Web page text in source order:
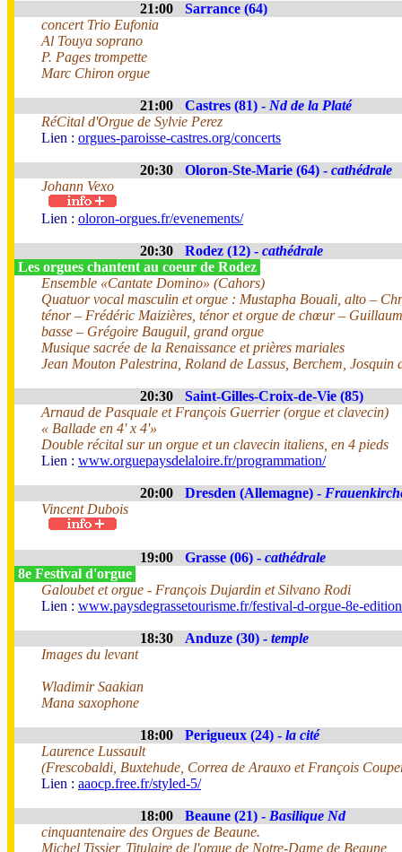
21:00
Sarrance (64)
concert Trio Eufonia
Al Touya soprano
P. Pages trompette
Marc Chiron orgue
21:00 Castres (81) - Nd de la Platé
RéCital d'Orgue de Sylvie Perez
Lien : orgues-paroisse-castres.org/concerts
20:30 Oloron-Ste-Marie (64) - cathédrale
Johann Vexo
Lien : oloron-orgues.fr/evenements/
20:30 Rodez (12) - cathédrale
Les orgues chantent au coeur de Rodez
Ensemble «Cantate Domino» (Cahors)
Quatuor vocal masculin et orgue : Mustapha Bouali, alto –
ténor – Frédéric Maizières, ténor et orgue de chœur –
basse – Grégoire Bauguil, grand orgue
Musique sacrée de la Renaissance et prières mariales
Jean Mouton Palestrina, Roland de Lassus, Berchem, Josquin
20:30
Saint-Gilles-Croix-de-Vie (85)
Arnaud de Pasquale et François Guerrier (orgue et clavecin)
« Ballade en 4' x 4'»
Double récital sur un orgue et un clavecin italiens, en 4 pieds
Lien : www.orguepaysdelaloire.fr/programmation/
20:00 Dresden (Allemagne) -
Vincent Dubois
19:00 Grasse (06) - cathédrale
8e Festival d'orgue
Galoubet et orgue - François Dujardin et Silvano Rodi
Lien : www.paysdegrassetourisme.fr/festival-d-orgue-8e-
18:30 Anduze (30) - temple
Images du levant
Wladimir Saakian
Mana saxophone
18:00 Perigueux (24) - la cité
Laurence Lussault
(Frescobaldi, Buxtehude, Correa de Arauxo et François
Lien : aaocp.free.fr/styled-5/
18:00 Beaune (21) - Basilique Nd
cinquantenaire des Orgues de Beaune.
Michel Tissier, Titulaire de l'orgue de Notre-Dame de Beaune